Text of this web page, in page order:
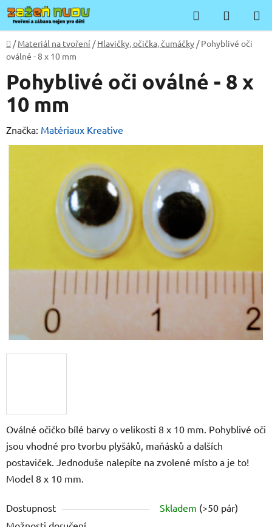
Přejít
na
obsah
Hledat
KOŠÍK
Domů
/ Materiál na tvoření / Hlavičky, očička, čumáčky / Pohyblivé oči
oválné - 8 x 10 mm
Oválné očičko bílé barvy o velikosti 8 x 10 mm. Pohyblivé oči
jsou vhodné pro tvorbu plyšáků, maňásků a dalších
postaviček. Jednoduše nalepíte na zvolené místo a je to!
Model 8 x 10 mm.
Dostupnost Skladem (>50 pár)
Pohyblivé oči oválné - 8 x
10 mm
Značka: Matériaux Kreative